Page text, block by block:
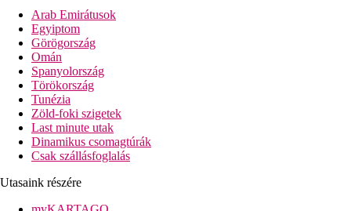
Arab Emirátusok
Egyiptom
Görögország
Omán
Spanyolország
Törökország
Tunézia
Zöld-foki szigetek
Last minute utak
Dinamikus csomagtúrák
Csak szállásfoglalás
Utasaink részére